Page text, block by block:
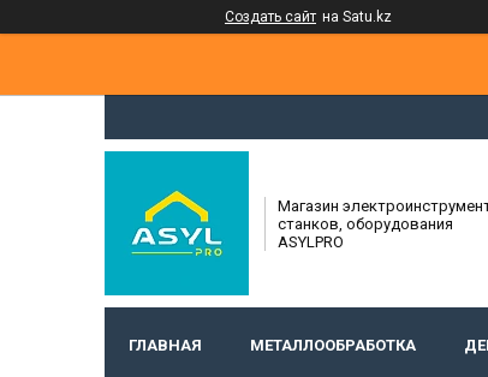
Создать сайт на Satu.kz
Магазин
станков, оборудования
ASYLPRO
ГЛАВНАЯ МЕТАЛЛООБРАБОТКА